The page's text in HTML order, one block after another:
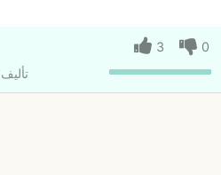
0
3
تأليف